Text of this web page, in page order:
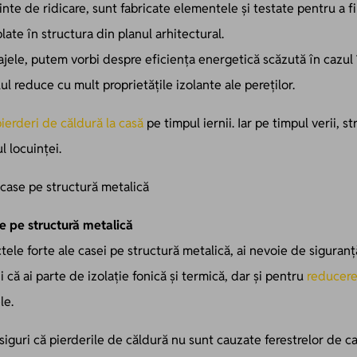
de ridicare, sunt fabricate elementele și testate pentru a
în structura din planul arhitectural.
putem vorbi despre eficiența energetică scăzută în
reduce cu mult proprietățile izolante ale pereților.
de căldură la casă pe timpul iernii. Iar pe timpul verii,
locuinței.
pe structură metalică
forte ale casei pe structură metalică, ai nevoie de
că ai parte de izolație fonică și termică, dar și pentru
că pierderile de căldură nu sunt cauzate ferestrelor de